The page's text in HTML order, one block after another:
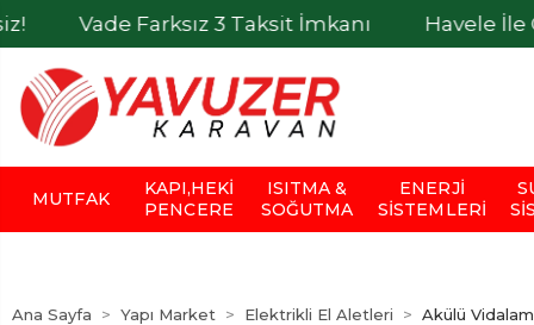
Farksız 3 Taksit İmkanı Havele İle
MUTFAK
KAPI,HEKI
PENCERE
ISITMA &
SOĞUTMA
ENERJI
SISTEMLERI
Ana Sayfa Yapı Market Elektrikli El Aletleri Akülü